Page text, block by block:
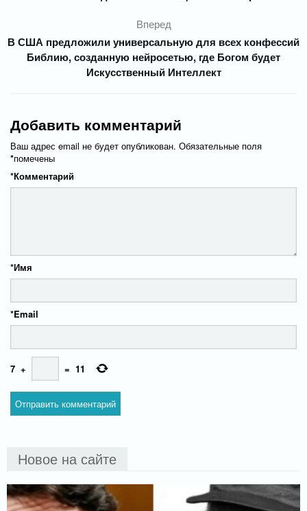
Вперед
В США предложили универсальную для всех конфессий
Библию, созданную нейросетью, где Богом будет
Искусственный Интеллект
Добавить комментарий
Ваш адрес email не будет опубликован. Обязательные поля
помечены
*
Комментарий
*
Имя
*
Email
*
7 + = 11
Новое на сайте